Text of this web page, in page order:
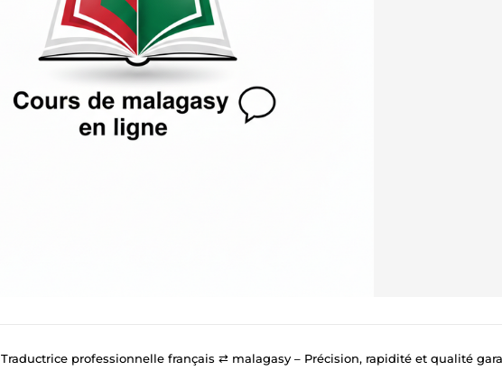
Traductrice professionnelle français ⇄ malagasy – Précision, rapidité et qualité